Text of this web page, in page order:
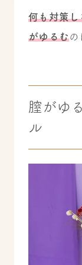
何も対策
がゆるむの
膣がゆ
ル